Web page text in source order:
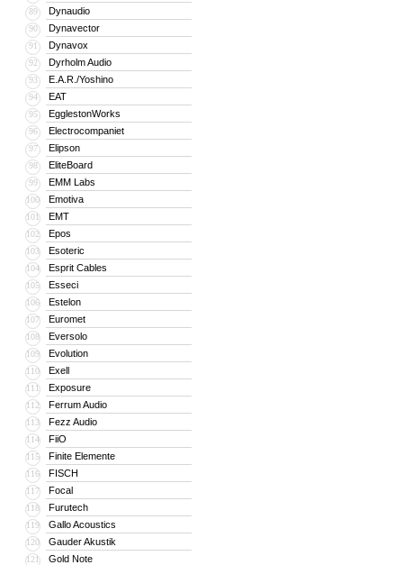
89 Dynaudio
90 Dynavector
91 Dynavox
92 Dyrholm Audio
93 E.A.R./Yoshino
94 EAT
95 EgglestonWorks
96 Electrocompaniet
97 Elipson
98 EliteBoard
99 EMM Labs
100 Emotiva
101 EMT
102 Epos
103 Esoteric
104 Esprit Cables
105 Esseci
106 Estelon
107 Euromet
108 Eversolo
109 Evolution
110 Exell
111 Exposure
112 Ferrum Audio
113 Fezz Audio
114 FiiO
115 Finite Elemente
116 FISCH
117 Focal
118 Furutech
119 Gallo Acoustics
120 Gauder Akustik
121 Gold Note